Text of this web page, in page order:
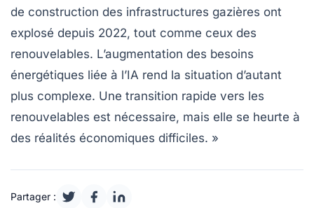
de construction des infrastructures gazières ont
explosé depuis 2022, tout comme ceux des
renouvelables. L’augmentation des besoins
énergétiques liée à l’IA rend la situation d’autant
plus complexe. Une transition rapide vers les
renouvelables est nécessaire, mais elle se heurte à
des réalités économiques difficiles. »
Partager :